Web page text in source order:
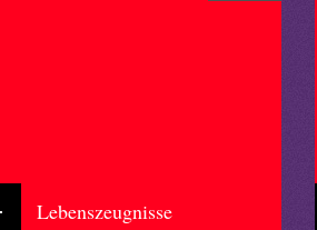
Lebenszeugnisse